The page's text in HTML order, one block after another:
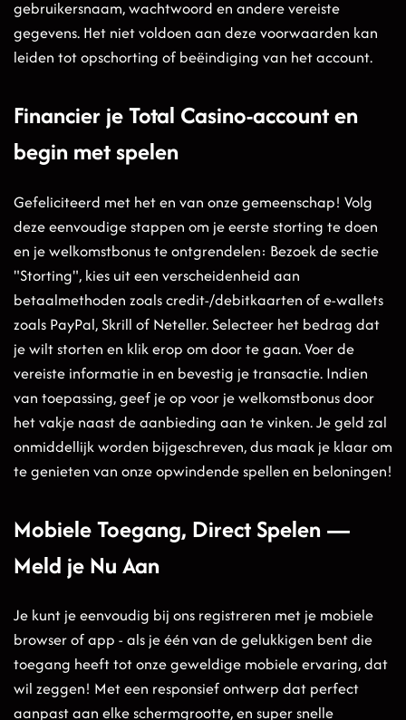
gebruikersnaam, wachtwoord en andere vereiste
gegevens. Het niet voldoen aan deze voorwaarden kan
leiden tot opschorting of beëindiging van het account.
Financier je Total Casino-account en
begin met spelen
Gefeliciteerd met het en van onze gemeenschap! Volg
deze eenvoudige stappen om je eerste storting te doen
en je welkomstbonus te ontgrendelen: Bezoek de sectie
"Storting", kies uit een verscheidenheid aan
betaalmethoden zoals credit-/debitkaarten of e-wallets
zoals PayPal, Skrill of Neteller. Selecteer het bedrag dat
je wilt storten en klik erop om door te gaan. Voer de
vereiste informatie in en bevestig je transactie. Indien
van toepassing, geef je op voor je welkomstbonus door
het vakje naast de aanbieding aan te vinken. Je geld zal
onmiddellijk worden bijgeschreven, dus maak je klaar om
te genieten van onze opwindende spellen en beloningen!
Mobiele Toegang, Direct Spelen —
Meld je Nu Aan
Je kunt je eenvoudig bij ons registreren met je mobiele
browser of app - als je één van de gelukkigen bent die
toegang heeft tot onze geweldige mobiele ervaring, dat
wil zeggen! Met een responsief ontwerp dat perfect
aanpast aan elke schermgrootte, en super snelle